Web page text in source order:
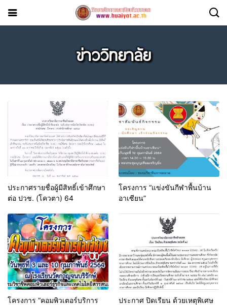
ข่าววิทยาลัย
ประกาศรายชื่อผู้มีสิทธิ์เข้าศึกษา
ต่อ ปวช. (โควตา) 64
โครงการ “แข่งขันกีฬาพื้นบ้าน
อาเซียน”
โครงการ “คอมพิวเตอร์บริการ
ประกาศ ปิดเรียน ด้วยเหตุพิเศษ